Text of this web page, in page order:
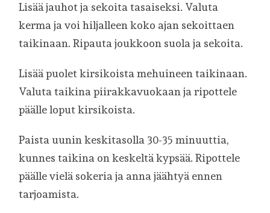
Lisää jauhot ja sekoita tasaiseksi. Valuta
kerma ja voi hiljalleen koko ajan sekoittaen
taikinaan. Ripauta joukkoon suola ja sekoita.
Lisää puolet kirsikoista mehuineen taikinaan.
Valuta taikina piirakkavuokaan ja ripottele
päälle loput kirsikoista.
Paista uunin keskitasolla 30-35 minuuttia,
kunnes taikina on keskeltä kypsää. Ripottele
päälle vielä sokeria ja anna jäähtyä ennen
tarjoamista.